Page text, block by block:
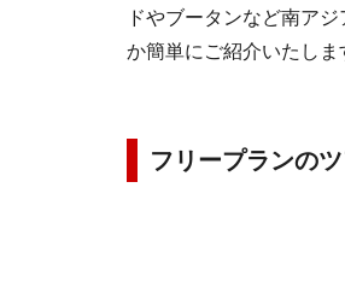
ドやブータンなど南ア
か簡単にご紹介いたしま
フリープランの